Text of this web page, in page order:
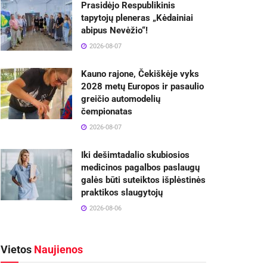
Prasidėjo Respublikinis
tapytojų pleneras „Kėdainiai
abipus Nevėžio“!
2026-08-07
Kauno rajone, Čekiškėje vyks
2028 metų Europos ir pasaulio
greičio automodelių
čempionatas
2026-08-07
Iki dešimtadalio skubiosios
medicinos pagalbos paslaugų
galės būti suteiktos išplėstinės
praktikos slaugytojų
2026-08-06
Vietos Naujienos